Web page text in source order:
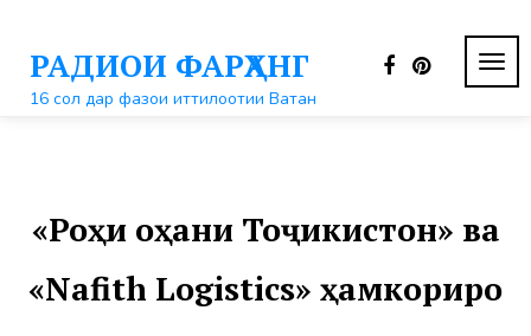
контентуРАДИОИ ФАРҲАНГ
16 сол дар фазои иттилоотии Ватан
«Роҳи оҳани Тоҷикистон» ва
«Nafith Logistics» ҳамкориро